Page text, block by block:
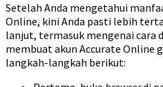
Setelah Anda mengetahui
Online, kini Anda pasti lebih
lanjut, termasuk mengenai cara
membuat akun Accurate Online
langkah-langkah berikut: